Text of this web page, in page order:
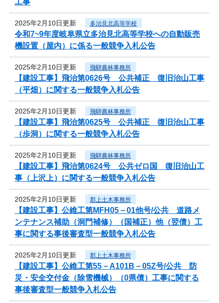
2025年2月10日更新 多治見北高等学校
令和7~9年度岐阜県立多治見北高等学校への自動販売
機設置（屋内）に係る一般競争入札公告
2025年2月10日更新 飛騨農林事務所
【建設工事】飛治第0626号 公共補正 復旧治山工事
（平畑）に関する一般競争入札公告
2025年2月10日更新 飛騨農林事務所
【建設工事】飛治第0625号 公共補正 復旧治山工事
（歩洞）に関する一般競争入札公告
2025年2月10日更新 飛騨農林事務所
【建設工事】飛治第0624号 公共ゼロ国 復旧治山工
事（上沢上）に関する一般競争入札公告
2025年2月10日更新 郡上土木事務所
【建設工事】公維工第MFH05－01他号/公共 道路メ
ンテナンス補助（洞門補修）（国補正）他（翌債）工
事に関する事後審査型一般競争入札公告
2025年2月10日更新 郡上土木事務所
【建設工事】公維工第55－A101B－05Z号/公共 防
災・安全交付金（除雪機械）（0県債）工事に関する
事後審査型一般競争入札公告